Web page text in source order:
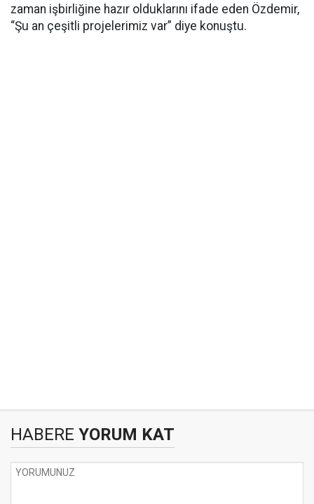
zaman işbirliğine hazır olduklarını ifade eden Özdemir,
“Şu an çeşitli projelerimiz var” diye konuştu.
HABERE YORUM KAT